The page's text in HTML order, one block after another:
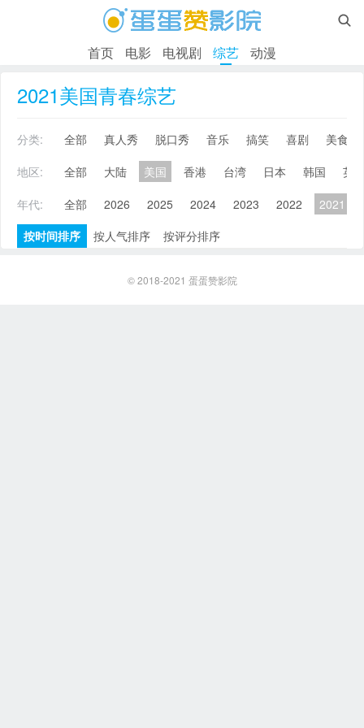

首页 电影 电视剧 综艺 动漫
2021美国青春综艺
分类: 全部 真人秀 脱口秀 音乐 搞笑 喜剧
美食
地区:
全部 大陆 美国 香港 台湾 日本 韩国
英
年代:
全部 2026 2025 2024 2023 2022 2021
按时间排序
按人气排序 按评分排序
© 2018-2021 蛋蛋赞影院